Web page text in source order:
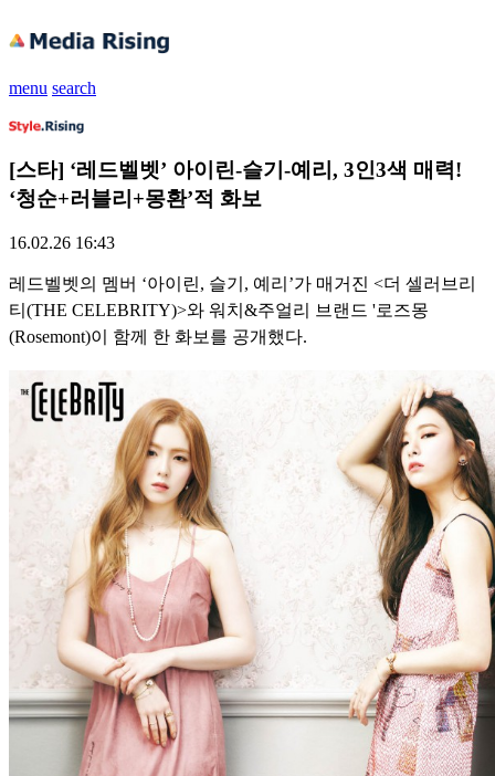
menu search
[스타] ‘레드벨벳’ 아이린-슬기-예리, 3인3색 매력!
‘청순+러블리+몽환’적 화보
16.02.26 16:43
레드벨벳의 멤버 ‘아이린, 슬기, 예리’가 매거진 <더 셀러브리
티(THE CELEBRITY)>와 워치&주얼리 브랜드 '로즈몽
(Rosemont)이 함께 한 화보를 공개했다.